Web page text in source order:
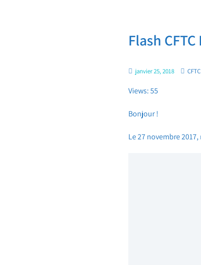
Flash
janvier 25, 2018
Views: 55
Bonjour !
Le 27 novembre